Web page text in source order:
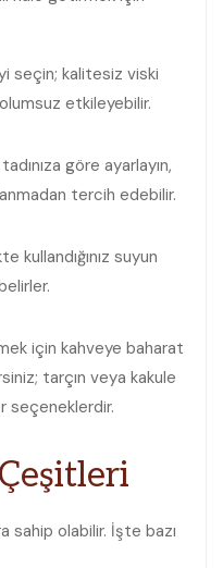
seçin; ⁣kalitesiz viski
etkileyebilir.
göre ayarlayın,
tercih edebilir.
kullandığınız suyun
için kahveye baharat
tarçın veya kakule
seçeneklerdir.
sahip olabilir. İşte bazı